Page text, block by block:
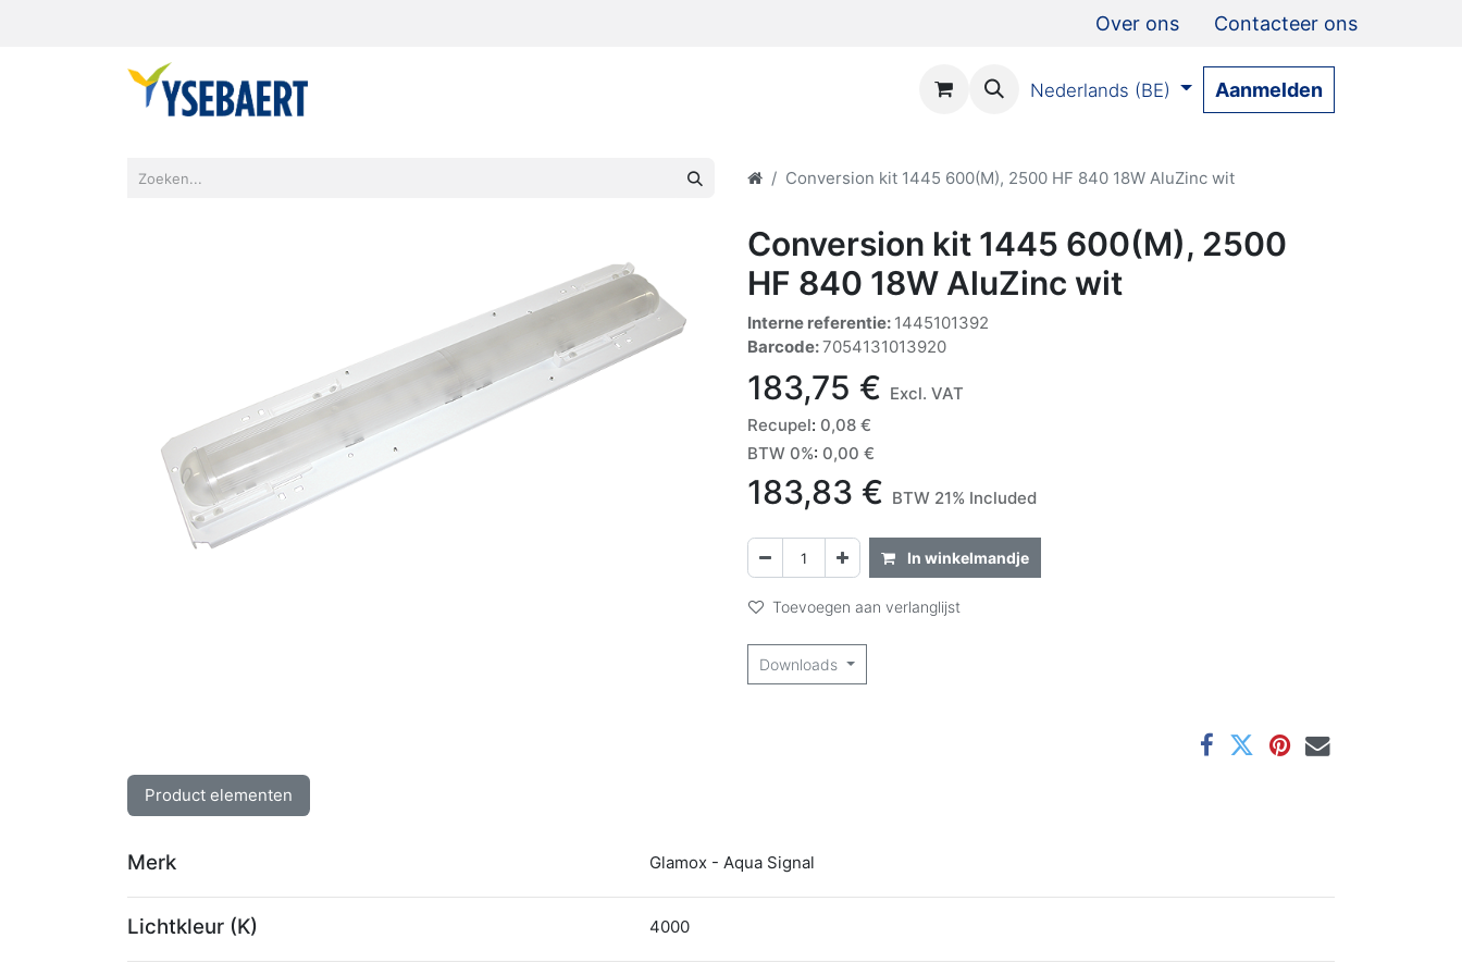
Over ons Contacteer ons
Nederlands (BE) Aanmelden
Conversion kit 1445 600(M), 2500 HF 840 18W AluZinc wit
Conversion kit 1445 600(M), 2500
HF 840 18W AluZinc wit
Interne referentie: 1445101392
Barcode:7054131013920
183,75 € Excl. VAT
Recupel: 0,08 €
BTW 0%: 0,00 €
183,83 € BTW 21% Included
In winkelmandje
Toevoegen aan verlanglijst
Downloads
Product elementen
Merk Glamox - Aqua Signal
Lichtkleur (K) 4000